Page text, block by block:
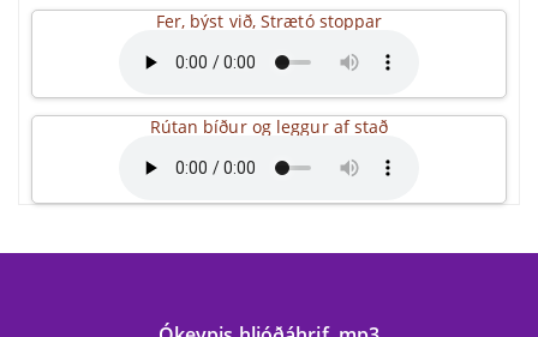
Fer, býst við, Strætó stoppar
Rútan bíður og leggur af stað